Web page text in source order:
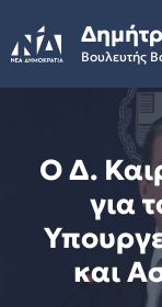
to
content
Βουλευτής
Ο Δ.
για
και